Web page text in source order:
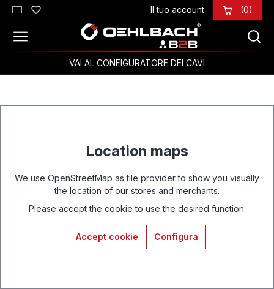
Passa al contenuto principale Il tuo account (0)
VAI AL CONFIGURATORE DEI CAVI
Location maps
We use OpenStreetMap as tile provider to show you visually
the location of our stores and merchants.
Please accept the cookie to use the desired function.
Accept cookie Configura